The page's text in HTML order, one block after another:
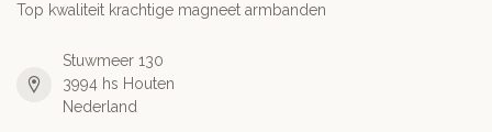
Top kwaliteit krachtige magneet armbanden
Stuwmeer 130
3994 hs Houten
Nederland